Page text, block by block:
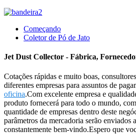
Começando
Coletor de Pó de Jato
Jet Dust Collector - Fábrica,
Cotações rápidas e muito boas,
diferentes empresas para assuntos de
oficina.Com excelente empresa e
produto fornecerá para todo o mundo,
quantidade de empresas dentro deste
parâmetros da mercadoria serão
constantemente bem-vindo.Espero que